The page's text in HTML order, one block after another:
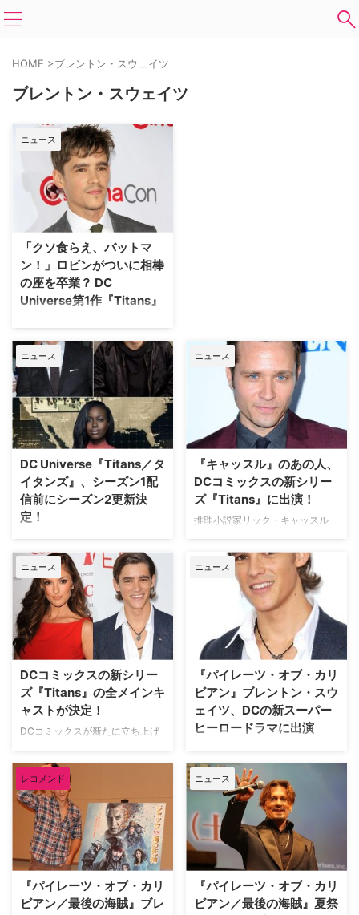
HOME >ブレントン・スウェイツ
ブレントン・スウェイツ
ニュース
「クソ食らえ、バットマ
ン！」ロビンがついに相棒
の座を卒業？ DC
Universe第1作『Titans』
の存在。数あるサポート役の中で
も、バットマンを支えるロビンは
最も有名なキャラクターと言って
も過言ではないだろう。しかし、
そんな彼には、どうやら不満があ
る様子。9月にローンチしたばか
りの米ストリーミングサービス
「DC Universe」が贈る
『Titans（原題…
ニュース
DC Universe『Titans／タ
イタンズ』、シーズン1配
信前にシーズン2更新決
定！
大手アメコミ出版社DCコミック
スが立ち上げるデジタル映像配信
サービスDC Universeのオリジナ
ルシリーズ『Titans／タイタン
ズ』。シーズン1の配信を控えて
いる本作が、早くもシーズン2へ
更新されることが決まった。米
Varietyが報じている。 【関連記
事】DC universe『Titans／タイ
タンズ』が、N…
ニュース
『キャッスル』のあの人、
DCコミックスの新シリー
ズ『Titans』に出演！
推理小説家リック・キャッスル
を解決していく人気ドラマ『キャ
ッスル ～ミステリー作家は事件
がお好き』でケヴィン・ライアン
刑事を演じたシーマス・デヴァー
が、DCコミックスの新シリーズ
『Titans（原題）』に出演するこ
とが分かった。米TV Lineが報じ
ている。 【関連記事】2018年の
注目ド…
ニュース
DCコミックスの新シリー
ズ『Titans』の全メインキ
ャストが決定！
DCコミックスが新たに立ち上げ
配信が予定されている、
『Titans（原題）』の全メインキ
ャストが決定したことが明らかに
なった。米TV Lineが報じてい
る。 【関連記事】集まれイケメ
ン高校生キャラ！～演じる人気イ
ケメン俳優とともにご紹介～ 本
して知られる1…
ニュース
『パイレーツ・オブ・カリ
ビアン』ブレントン・スウ
ェイツ、DCの新スーパー
ヒーロードラマに出演
今夏公開された大ヒットシリーズ
第5弾『パイレーツ・オブ・カリ
ビアン／最後の海賊』に出演した
ブレントン・スウェイツが、ワー
ナー・ブラザース・テレビジョン
とDCコミックスが手掛ける新シ
リーズで、スーパーヒーローを演
じることが分かった。米Variety
演を務める新ドラマ『Titans（原
題）』は…
レコメンド
『パイレーツ・オブ・カリ
ビアン／最後の海賊』ブレ
ニュース
『パイレーツ・オブ・カリ
ビアン／最後の海賊』夏祭